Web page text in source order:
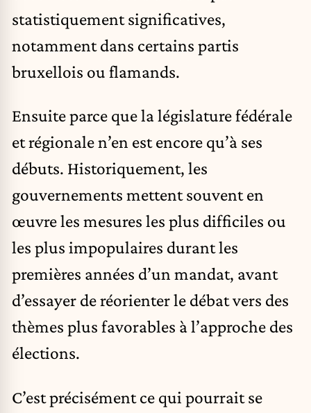
statistiquement significatives,
notamment dans certains partis
bruxellois ou flamands.
Ensuite parce que la législature fédérale
et régionale n’en est encore qu’à ses
débuts. Historiquement, les
gouvernements mettent souvent en
œuvre les mesures les plus difficiles ou
les plus impopulaires durant les
premières années d’un mandat, avant
d’essayer de réorienter le débat vers des
thèmes plus favorables à l’approche des
élections.
C’est précisément ce qui pourrait se